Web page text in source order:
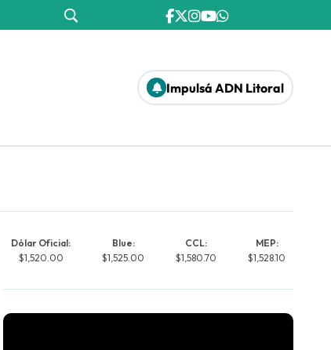
Impulsá ADN Litoral
Dólar Oficial:
$1,520.00
Blue:
$1,525.00
CCL:
$1,580.70
MEP:
$1,528.10